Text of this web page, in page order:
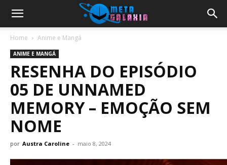
Home Anime e Mangá
ANIME E MANGÁ
RESENHA DO EPISÓDIO
05 DE UNNAMED
MEMORY – EMOÇÃO SEM
NOME
por Austra Caroline - maio 8, 2024